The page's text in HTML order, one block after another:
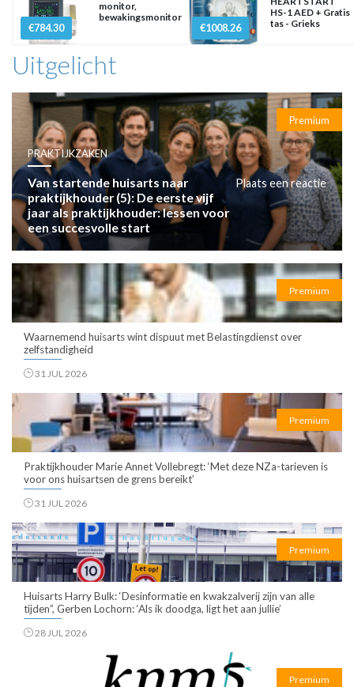
€784.30
monitor,
bewakingsmonitor
€1008.26
HS-1 AED + Gratis
tas - Grieks
Uitgelicht
Premium
PRAKTIJKZAKEN
Van startende huisarts naar
praktijkhouder (5): De eerste vijf
jaar als praktijkhouder: lessen voor
een succesvolle start
Plaats een reactie
Premium
Waarnemend huisarts wint dispuut met Belastingdienst over
zelfstandigheid
31 JUL 2026
Premium
Praktijkhouder Marie Annet Vollebregt: ‘Met deze NZa-tarieven is
voor ons huisartsen de grens bereikt’
31 JUL 2026
Premium
Huisarts Harry Bulk: ‘Desinformatie en kwakzalverij zijn van alle
tijden”, Gerben Lochorn: ‘Als ik doodga, ligt het aan jullie’
28 JUL 2026
Premium